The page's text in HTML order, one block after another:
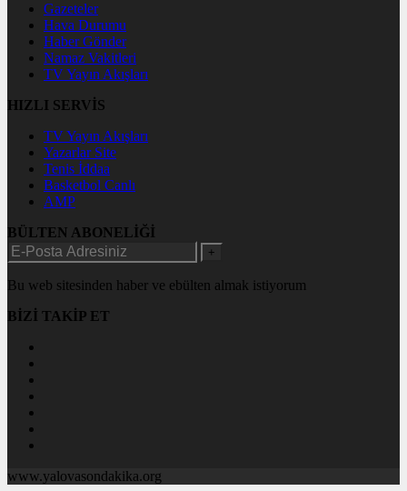
Gazeteler
Hava Durumu
Haber Gönder
Namaz Vakitleri
TV Yayın Akışları
HIZLI SERVİS
TV Yayın Akışları
Yazarlar Site
Tenis İddaa
Basketbol Canlı
AMP
BÜLTEN ABONELİĞİ
+
Bu web sitesinden haber ve ebülten almak istiyorum
BİZİ TAKİP ET
www.yalovasondakika.org